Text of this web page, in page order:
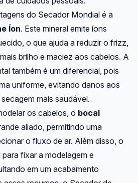
do Secador Mondial é a
Íon. Este mineral emite íons
o que ajuda a reduzir o frizz,
brilho e maciez aos cabelos. A
também é um diferencial, pois
uniforme, evitando danos aos
mais saudável.
os cabelos, o bocal
aliado, permitindo uma
o fluxo de ar. Além disso, o
para fixar a modelagem e
em um acabamento